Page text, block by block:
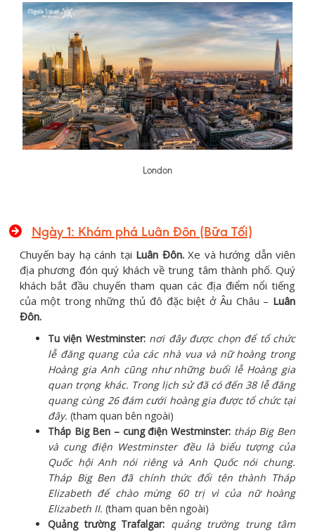
London
Ngày 1: Khám phá Luân Đôn (Bữa Tối)
Chuyến bay hạ cánh tại Luân Đôn.Xe và hướng dẫn viên
địa phương đón quý khách về trung tâm thành phố. Quý
khách bắt đầu chuyến tham quan các địa điểm nổi tiếng
của một trong những thủ đô đặc biệt ở Âu Châu – Luân
Đôn.
Tu viện Westminster: nơi đây được chọn để tổ chức
lễ đăng quang của các nhà vua và nữ hoàng trong
Hoàng gia Anh cũng như những buổi lễ Hoàng gia
quan trọng khác. Trong lịch sử đã có đến 38 lễ đăng
quang cùng 26 đám cưới hoàng gia được tổ chức tại
đây. (tham quan bên ngoài)
Tháp Big Ben – cung điện Westminster: tháp Big Ben
và cung điện Westminster đều là biểu tượng của
Quốc hội Anh nói riêng và Anh Quốc nói chung.
Tháp Big Ben đã chính thức đổi tên thành Tháp
Elizabeth để chào mừng 60 trị vì của nữ hoàng
Elizabeth II. (tham quan bên ngoài)
Quảng trường Trafalgar: quảng trường trung tâm